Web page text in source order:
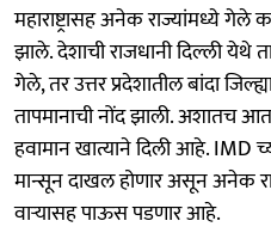
महाराष्ट्रासह अनेक राज्यांमध्ये गेले
झाले. देशाची राजधानी दिल्ली
गेले, तर उत्तर प्रदेशातील बांदा
तापमानाची नोंद झाली. अशातच
हवामान खात्याने दिली आहे. IMD
मान्सून दाखल होणार असून अनेक
वाऱ्यासह पाऊस पडणार आहे.